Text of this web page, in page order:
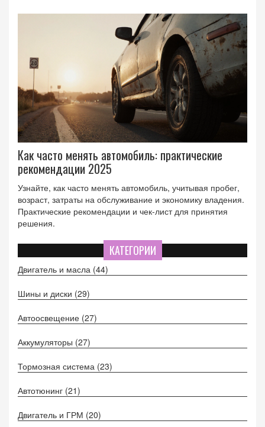
Как часто менять автомобиль: практические
рекомендации 2025
Узнайте, как часто менять автомобиль, учитывая пробег,
возраст, затраты на обслуживание и экономику владения.
Практические рекомендации и чек‑лист для принятия
решения.
КАТЕГОРИИ
Двигатель и масла (44)
Шины и диски (29)
Автоосвещение (27)
Аккумуляторы (27)
Тормозная система (23)
Автотюнинг (21)
Двигатель и ГРМ (20)